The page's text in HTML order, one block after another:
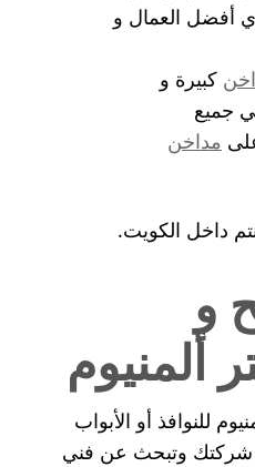
أفضل العمال و
كبيرة و
جميع
مداخن
داخل الكويت.
و
ألمنيوم
للنوافذ أو الأبواب
شركتك وتبحث عن فني